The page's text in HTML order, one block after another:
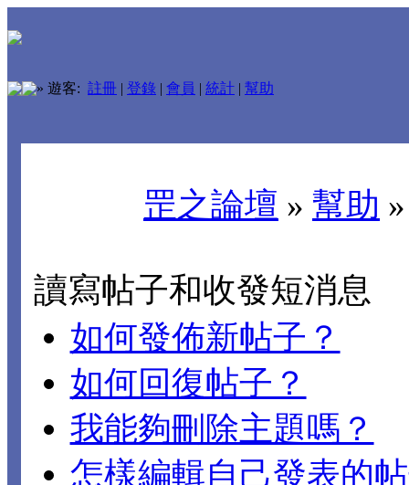
» 遊客: 註冊 | 登錄 | 會員 | 統計 | 幫助
罡之論壇 » 幫助
讀寫帖子和收發短消息
如何發佈新帖子？
如何回復帖子？
我能夠刪除主題嗎？
怎樣編輯自己發表的